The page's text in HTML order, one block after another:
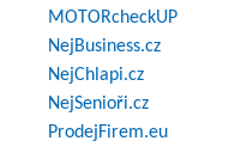
MOTORcheckUP
NejBusiness.cz
NejChlapi.cz
NejSenioři.cz
ProdejFirem.eu